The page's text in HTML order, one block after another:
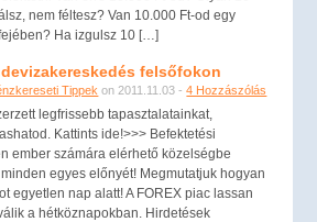
nem féltesz? Van 10.000 Ft-od egy
Ha izgulsz 10 […]
felsőfokon
Tippek on 2011.11.03 -4 Hozzászólás
legfrissebb tapasztalatainkat,
Kattints ide!>>> Befektetési
ember számára elérhető közelségbe
egyes előnyét! Megmutatjuk hogyan
egyetlen nap alatt! A FOREX piac lassan
a hétköznapokban. Hirdetések